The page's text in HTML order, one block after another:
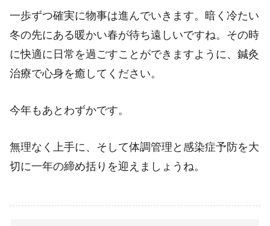
一歩ずつ確実に物事は進んでいきます。暗く冷たい
冬の先にある暖かい春が待ち遠しいですね。その時
に快適に日常を過ごすことができますように、鍼灸
治療で心身を癒してください。
今年もあとわずかです。
無理なく上手に、そして体調管理と感染症予防を大
切に一年の締め括りを迎えましょうね。